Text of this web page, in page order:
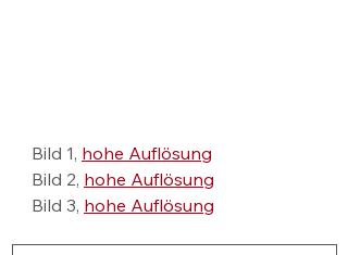
Bild 1, hohe Auflösung
Bild 2, hohe Auflösung
Bild 3, hohe Auflösung